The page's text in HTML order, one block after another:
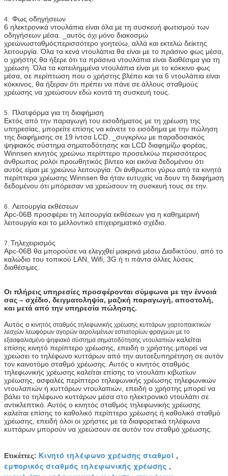
4. Φως οδηγήσεων
6 ηλεκτρονικά ντουλάπια είναι όλα με τη συσκευή φωτισμού των
οδηγήσεων μέσα. _αυτός όχι μόνο διακοσμώ
χρεώνωσταθμόςπερισσότερο γοητεύω, αλλά και εκτελώ δείκτης
λειτουργία. Όλα τα κενά ντουλάπια θα είναι με το πράσινο φως μέσα,
ο χρήστης θα ήξερε ότι τα πράσινα ντουλάπια είναι διαθέσιμα για τη
χρέωση. Όλα τα κατειλημμένα ντουλάπια είναι με το κόκκινο φως
μέσα, σε περίπτωση που ο χρήστης βλέπει και τα 6 ντουλάπια είναι
κόκκινος, θα ήξεραν ότι πρέπει να πάνε σε άλλους σταθμούς
χρέωσης να χρεώσουν εδώ κοντά τη συσκευή τους.
5. Πλατφόρμα για τη διαφήμιση
Εκτός από την παραγωγή του εισοδήματος με τη χρέωση της
υπηρεσίας, μπορείτε επίσης να κάνετε το εισόδημα με την πώληση
της διαφήμισης σε 19 ίντσα LCD. _συγκρίνω με παραδοσιακός
ψηφιακός σύστημα σηματοδότησης και LCD διαφημίζω φορέας,
Winnsen κινητός χρεώνω περίπτερο προσελκύω περισσότερος
άνθρωπος ρολόι προωθητικός βίντεο και εικόνα δεδομένου ότι
αυτός είμαι με χρεώνω λειτουργία. Οι άνθρωποι γύρω από τα κινητά
περίπτερα χρέωσης Winnsen θα ήταν ευτυχείς να δουν τη διαφήμιση
δεδομένου ότι μπόρεσαν να χρεώσουν τη συσκευή τους σε την.
6. Λειτουργία εκθέσεων
Apc-06B προσφέρει τη λειτουργία εκθέσεων για η καθημερινή
λειτουργία και το μελλοντικό επιχειρηματικό σχέδιο.
7. Τηλεχειρισμός
Apc-06B θα μπορούσε να ελεγχθεί μακρινά μέσω Διαδικτύου, από το
καλώδιο του τοπικού LAN, Wifi, 3G ή τι πάντα άλλες λύσεις
διαθέσιμες.
Οι πλήρεις υπηρεσίες προσφέρονται σύμφωνα με την έννοιά
σας – σχέδιο, δειγματοληψία, μαζική παραγωγή, αποστολή,
και μετά από την υπηρεσία πώλησης.
Αυτός ο κινητός σταθμός τηλεφωνικής χρέωσης κυττάρων χαρτοπαικτικών
λεσχών λεωφόρων αγορών αερολιμένων εστιατορίων φραγμών με το
εξασφαλισμένο ψηφιακό σύστημα σηματοδότησης ντουλαπιών καλείται
επίσης κινητό περίπτερο χρέωσης, επειδή ο χρήστης μπορεί να
χρεώσει το τηλέφωνο κυττάρων από την αυτοεξυπηρέτηση σε αυτόν
τον καινοτόμο σταθμό χρέωσης. Αυτός ο κινητός σταθμός
τηλεφωνικής χρέωσης καλείται επίσης το ντουλάπι κιβωτίων
χρέωσης, ασφαλές περίπτερο τηλεφωνικής χρέωσης τηλεφωνικών
ντουλαπιών ή κυττάρων ντουλαπιών, επειδή ο χρήστης μπορεί να
βάλει το τηλέφωνο κυττάρων μέσα στο ηλεκτρονικό ντουλάπι σε
αντικλεπτικό. Αυτός ο κινητός σταθμός τηλεφωνικής χρέωσης
καλείται επίσης το καθολικό περίπτερο χρέωσης ή καθολικό σταθμό
χρέωσης, επειδή όλοι οι χρήστες με τα διαφορετικά τηλέφωνα
κυττάρων μπορούν να χρεώσουν σε αυτόν τον σταθμό χρέωσης.
Ετικέττες: Κινητό τηλέφωνο χρέωσης σταθμοί ,
εμπορικός σταθμός τηλεφωνικής χρέωσης ,